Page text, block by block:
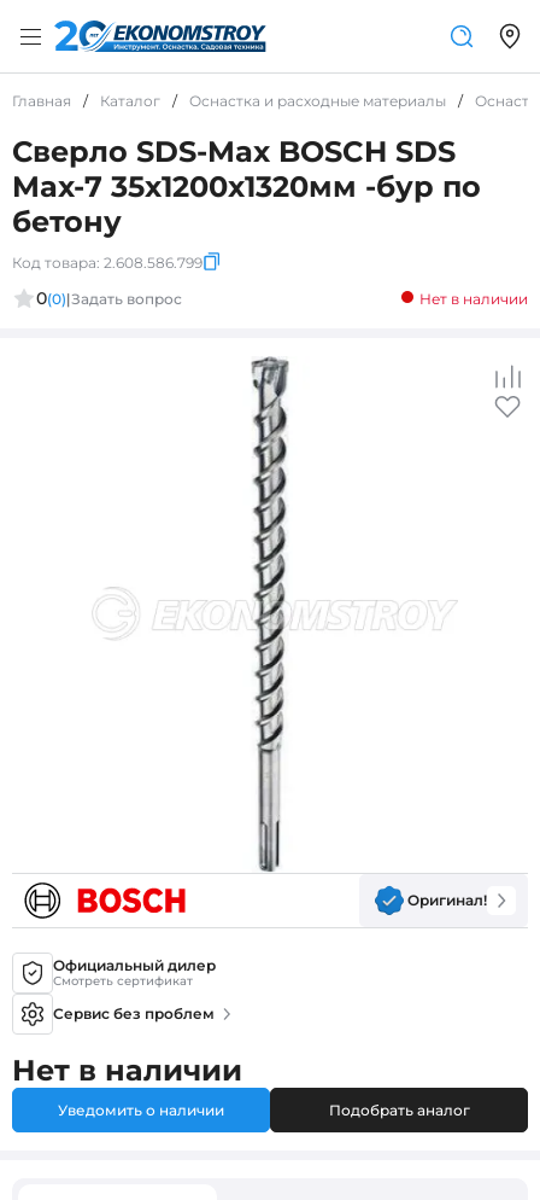
Главная / Каталог / Оснастка и расходные материалы /
Сверло SDS-Max BOSCH SDS
Max-7 35x1200x1320мм -бур по
бетону
Код товара: 2.608.586.799
0(0)|Задать вопрос Нет в наличии
Оригинал!
Официальный дилер
Смотреть сертификат
Сервис без проблем
Нет в наличии
Уведомить о наличии Подобрать аналог